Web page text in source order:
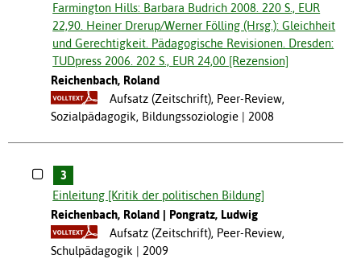
Farmington Hills: Barbara Budrich 2008. 220 S., EUR
22,90. Heiner Drerup/Werner Fölling (Hrsg.): Gleichheit
und Gerechtigkeit. Pädagogische Revisionen. Dresden:
TUDpress 2006. 202 S., EUR 24,00 [Rezension]
Reichenbach, Roland
Aufsatz (Zeitschrift), Peer-Review,
Sozialpädagogik, Bildungssoziologie
2008
3
Einleitung [Kritik der politischen Bildung]
Reichenbach, Roland
Pongratz, Ludwig
Aufsatz (Zeitschrift), Peer-Review,
Schulpädagogik
2009